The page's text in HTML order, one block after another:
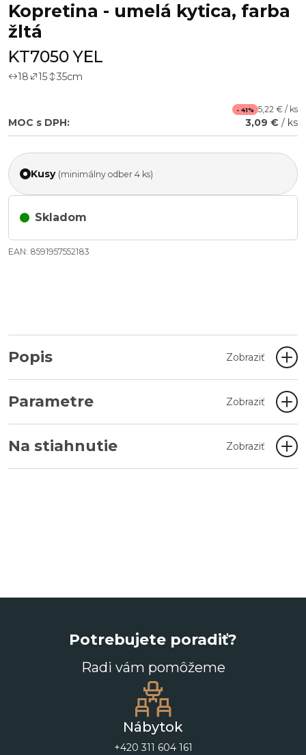
Kopretina - umelá kytica, farba
žltá
KT7050 YEL
18 15 35cm
- 41% 5,22 € / ks
MOC s DPH: 3,09 € / ks
Kusy (minimálny odber 4 ks)
Skladom
EAN: 8591957552183
Popis Zobraziť
Parametre Zobraziť
Na stiahnutie Zobraziť
Potrebujete poradiť?
Radi vám pomôžeme
Nábytok
+420 311 604 161